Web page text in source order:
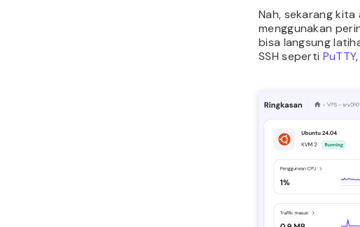
Nah, sekarang
menggunakan
bisa langsung
SSH seperti PuTTY